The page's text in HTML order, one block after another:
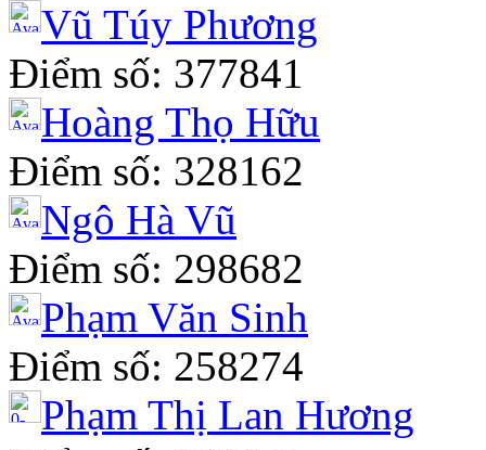
Vũ Túy Phương
Điểm số: 377841
Hoàng Thọ Hữu
Điểm số: 328162
Ngô Hà Vũ
Điểm số: 298682
Phạm Văn Sinh
Điểm số: 258274
Phạm Thị Lan Hương